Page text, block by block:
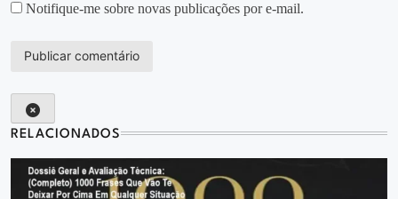
Notifique-me sobre novas publicações por e-mail.
RELACIONADOS